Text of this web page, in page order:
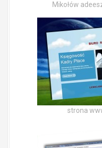
Mikołów
strona